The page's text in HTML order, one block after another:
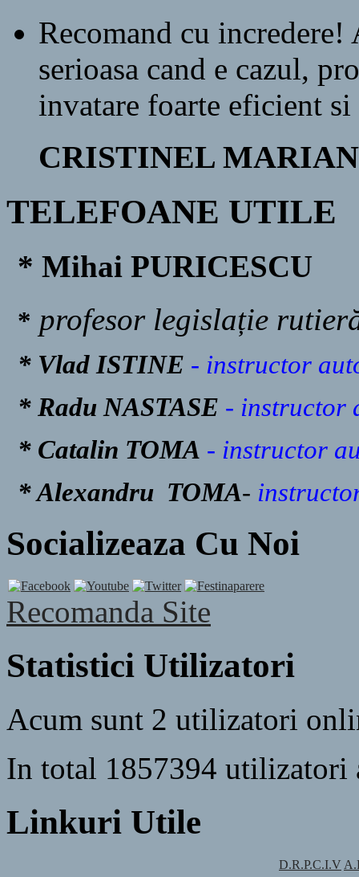
Recomand cu
serioasa cand e cazul,
invatare foarte eficient
CRISTINEL
TELEFOANE UTILE
* Mihai PURICESCU
* profesor legislație
* Vlad ISTINE - instructor
* Radu NASTASE - instructor
* Catalin TOMA - instructor
* Alexandru TOMA-
Socializeaza Cu Noi
Recomanda Site
Statistici Utilizatori
Acum sunt 2 utilizatori
In total 1857394 utilizatori
Linkuri Utile
D.R.P.C.I.V